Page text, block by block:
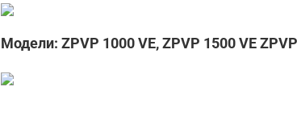
Модели: ZPVP 1000 VE, ZPVP 1500 VE